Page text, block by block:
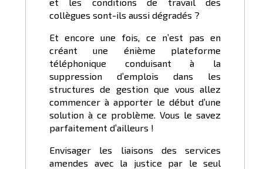
collègues sont-ils aussi dégradés ?
Et encore une fois, ce n’est pas en
créant une énième plateforme
téléphonique conduisant à la
suppression d’emplois dans les
structures de gestion que vous allez
commencer à apporter le début d’une
solution à ce problème. Vous le savez
parfaitement d’ailleurs !
Envisager les liaisons des services
amendes avec la justice par le seul